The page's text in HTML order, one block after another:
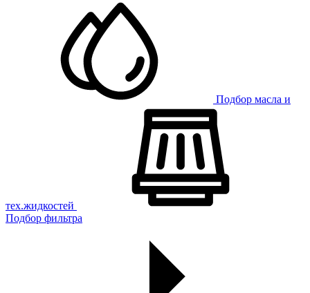
Подбор масла и
тех.жидкостей
Подбор фильтра